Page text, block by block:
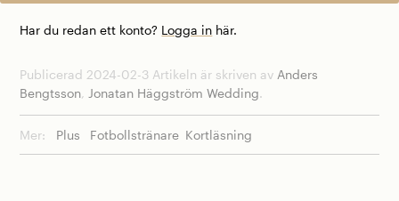
Har du redan ett konto? Logga in här.
Publicerad 2024-02-3 Artikeln är skriven av Anders
Bengtsson, Jonatan Häggström Wedding.
Mer: Plus Fotbollstränare Kortläsning